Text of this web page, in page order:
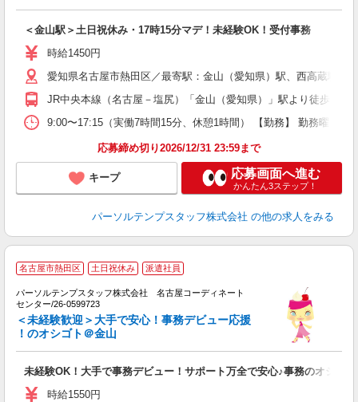
＜金山駅＞土日祝休み・17時15分マデ！未経験OK！受付事務
時給1450円
愛知県名古屋市熱田区／最寄駅：金山（愛知県）駅、西高蔵駅
JR中央本線（名古屋－塩尻）「金山（愛知県）」駅より徒歩3分
9:00〜17:15（実働7時間15分、休憩1時間） 【勤務】 勤務曜日
応募締め切り2026/12/31 23:59まで
キープ 応募画面へ進む
かんたん3ステップ！
パーソルテンプスタッフ株式会社 の他の求人をみる
名古屋市熱田区 土日祝休み 派遣社員
パーソルテンプスタッフ株式会社 名古屋コーディネート
センター/26-0599723
＜未経験歓迎＞大手で安心！事務デビュー応援
！のオシゴト＠金山
未経験OK！大手で事務デビュー！サポート万全で安心♪事務のオシゴ
時給1550円